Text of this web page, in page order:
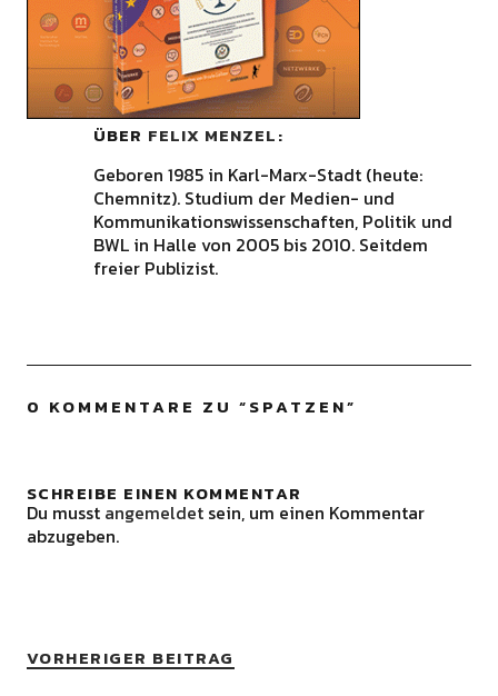
ÜBER FELIX MENZEL
Geboren 1985 in Karl-Marx-Stadt (heute:
Chemnitz). Studium der Medien- und
Kommunikationswissenschaften, Politik und
BWL in Halle von 2005 bis 2010. Seitdem
freier Publizist.
0 KOMMENTARE ZU “SPATZEN”
SCHREIBE EINEN KOMMENTAR
Du musst angemeldetsein, um einen Kommentar
abzugeben.
VORHERIGER BEITRAG